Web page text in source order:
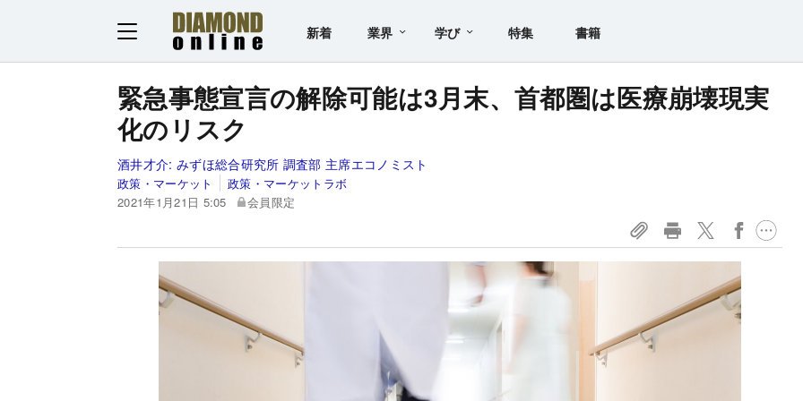
新着 業界 学び 特集 書籍
緊急事態宣言の解除可能は3月末、首都圏は医療崩壊現実
化のリスク
酒井才介: みずほ総合研究所 調査部 主席エコノミスト
政策・マーケット
政策・マーケットラボ
2021年1月21日 5:05
会員限定